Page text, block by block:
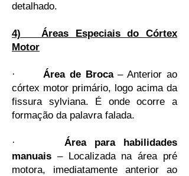
detalhado.
4) Áreas Especiais do Córtex
Motor
· Área de Broca– Anterior ao
córtex motor primário, logo acima da
fissura sylviana. É onde ocorre a
formação da palavra falada.
·Área para habilidades
manuais – Localizada na área pré
motora, imediatamente anterior ao